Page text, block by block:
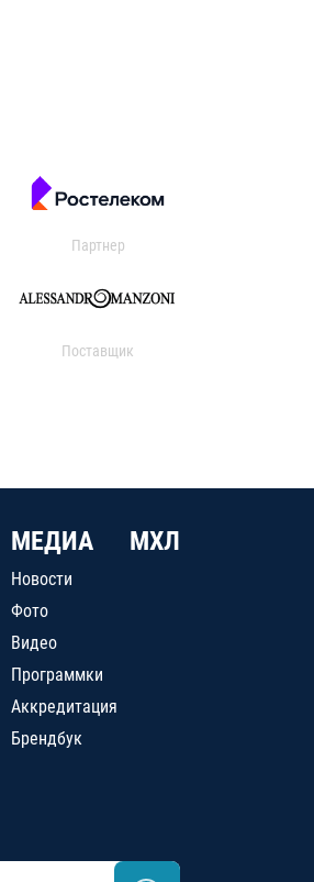
Партнер
Поставщик
МЕДИА
Новости
Фото
Видео
Программки
Аккредитация
Брендбук
МХЛ